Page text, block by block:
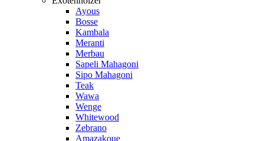
Ayous
Bosse
Kambala
Meranti
Merbau
Sapeli Mahagoni
Sipo Mahagoni
Teak
Wawa
Wenge
Whitewood
Zebrano
Amazakoue